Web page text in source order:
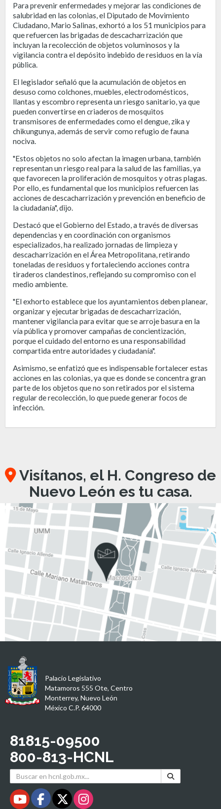
Para prevenir enfermedades y mejorar las condiciones de
salubridad en las colonias, el Diputado de Movimiento
Ciudadano, Mario Salinas, exhortó a los 51 municipios para
que refuercen las brigadas de descacharrización que
incluyan la recolección de objetos voluminosos y la
vigilancia contra el depósito indebido de residuos en la vía
pública.
El legislador señaló que la acumulación de objetos en
desuso como colchones, muebles, electrodomésticos,
llantas y escombro representa un riesgo sanitario, ya que
pueden convertirse en criaderos de mosquitos
transmisores de enfermedades como el dengue, zika y
chikungunya, además de servir como refugio de fauna
nociva.
"Estos objetos no solo afectan la imagen urbana, también
representan un riesgo real para la salud de las familias, ya
que favorecen la proliferación de mosquitos y otras plagas.
Por ello, es fundamental que los municipios refuercen las
acciones de descacharrización y prevención en beneficio de
la ciudadanía", dijo.
Destacó que el Gobierno del Estado, a través de diversas
dependencias y en coordinación con organismos
especializados, ha realizado jornadas de limpieza y
descacharrización en el Área Metropolitana, retirando
toneladas de residuos y fortaleciendo acciones contra
tiraderos clandestinos, reflejando su compromiso con el
medio ambiente.
"El exhorto establece que los ayuntamientos deben planear,
organizar y ejecutar brigadas de descacharrización,
mantener vigilancia para evitar que se arroje basura en la
vía pública y promover campañas de concientización,
porque el cuidado del entorno es una responsabilidad
compartida entre autoridades y ciudadanía".
Asimismo, se enfatizó que es indispensable fortalecer estas
acciones en las colonias, ya que es donde se concentra gran
parte de los objetos que no son retirados por el sistema
regular de recolección, lo que puede generar focos de
infección.
Visítanos, el H. Congreso de
Nuevo León es tu casa.
Palacio Legislativo
Matamoros 555 Ote, Centro
Monterrey, Nuevo León
México C.P. 64000
81815-09500
800-813-HCNL